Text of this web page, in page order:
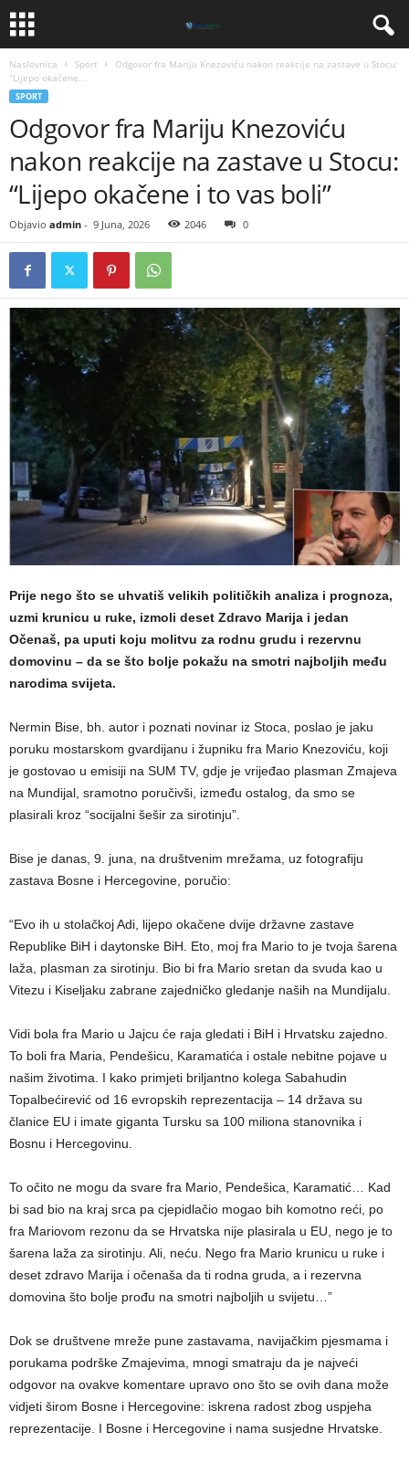
Naslovnica Sport
​Odgovor fra Mariju Knezoviću nakon reakcije na zastave u Stocu:
“Lijepo okačene...
SPORT
​Odgovor fra Mariju Knezoviću
nakon reakcije na zastave u Stocu:
“Lijepo okačene i to vas boli”
Objavio admin - 9 Juna, 2026 2046 0
Prije nego što se uhvatiš velikih političkih analiza i prognoza,
uzmi krunicu u ruke, izmoli deset Zdravo Marija i jedan
Očenaš, pa uputi koju molitvu za rodnu grudu i rezervnu
domovinu – da se što bolje pokažu na smotri najboljih među
narodima svijeta.
Nermin Bise, bh. autor i poznati novinar iz Stoca, poslao je jaku
poruku mostarskom gvardijanu i župniku fra Mario Knezoviću, koji
je gostovao u emisiji na SUM TV, gdje je vrijeđao plasman Zmajeva
na Mundijal, sramotno poručivši, između ostalog, da smo se
plasirali kroz “socijalni šešir za sirotinju”.
Bise je danas, 9. juna, na društvenim mrežama, uz fotografiju
zastava Bosne i Hercegovine, poručio:
“Evo ih u stolačkoj Adi, lijepo okačene dvije državne zastave
Republike BiH i daytonske BiH. Eto, moj fra Mario to je tvoja šarena
laža, plasman za sirotinju. Bio bi fra Mario sretan da svuda kao u
Vitezu i Kiseljaku zabrane zajedničko gledanje naših na Mundijalu.
Vidi bola fra Mario u Jajcu će raja gledati i BiH i Hrvatsku zajedno.
To boli fra Maria, Pendešicu, Karamatića i ostale nebitne pojave u
našim životima. I kako primjeti briljantno kolega Sabahudin
Topalbećirević od 16 evropskih reprezentacija – 14 država su
članice EU i imate giganta Tursku sa 100 miliona stanovnika i
Bosnu i Hercegovinu.
To očito ne mogu da svare fra Mario, Pendešica, Karamatić… Kad
bi sad bio na kraj srca pa cjepidlačio mogao bih komotno reći, po
fra Mariovom rezonu da se Hrvatska nije plasirala u EU, nego je to
šarena laža za sirotinju. Ali, neću. Nego fra Mario krunicu u ruke i
deset zdravo Marija i očenaša da ti rodna gruda, a i rezervna
domovina što bolje prođu na smotri najboljih u svijetu…”
Dok se društvene mreže pune zastavama, navijačkim pjesmama i
porukama podrške Zmajevima, mnogi smatraju da je najveći
odgovor na ovakve komentare upravo ono što se ovih dana može
vidjeti širom Bosne i Hercegovine: iskrena radost zbog uspjeha
reprezentacije. I Bosne i Hercegovine i nama susjedne Hrvatske.